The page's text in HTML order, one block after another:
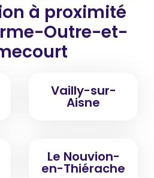
à proximité
Outre-et-
Vailly-sur-
Aisne
Le Nouvion-
en-Thiérache